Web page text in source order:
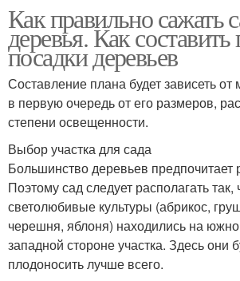
Как правильно сажать
деревья. Как составить
посадки деревьев
Составление плана будет зависеть
в первую очередь от его размеров,
степени освещенности.
Выбор участка для сада
Большинство деревьев предпочитает
Поэтому сад следует располагать так,
светолюбивые культуры (абрикос,
черешня, яблоня) находились на
западной стороне участка. Здесь они
плодоносить лучше всего.